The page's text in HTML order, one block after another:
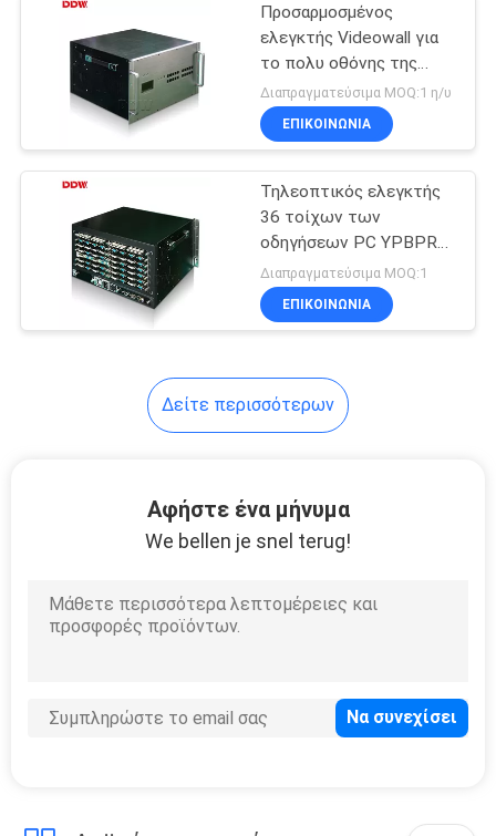
Προσαρμοσμένος
ελεγκτής Videowall για
το πολυ οθόνης της
επίδειξης συνεδριάσεων
λογισμικό ελέγχου
αιθουσών ειδικό
Διαπραγματεύσιμα MOQ:1 η/υ
ΕΠΙΚΟΙΝΩΝΊΑ
Τηλεοπτικός ελεγκτής
36 τοίχων των
οδηγήσεων PC YPBPR
IP εισόδου-εξόδου για
την πολυ αίθουσα
συνδιαλέξεων επίδειξης
Διαπραγματεύσιμα MOQ:1
ΕΠΙΚΟΙΝΩΝΊΑ
Δείτε περισσότερων
Αφήστε ένα μήνυμα
We bellen je snel terug!